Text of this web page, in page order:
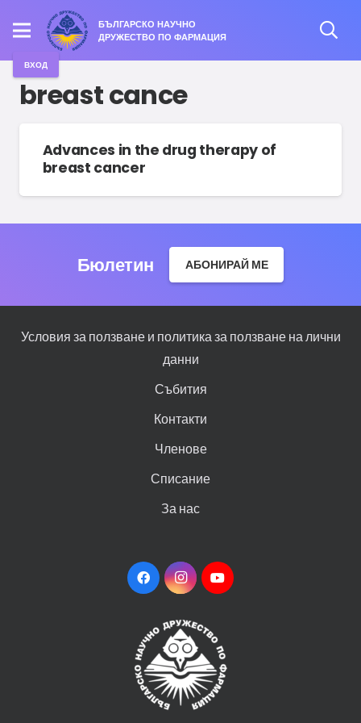
БЪЛГАРСКО НАУЧНО
ДРУЖЕСТВО ПО ФАРМАЦИЯ
ВХОД
breast cance
Advances in the drug therapy of
breast cancer
Бюлетин АБОНИРАЙ МЕ
Условия за ползване и политика за ползване на лични
данни
Събития
Контакти
Членове
Списание
За нас